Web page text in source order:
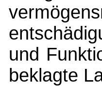
und
beklagte